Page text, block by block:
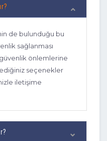
bir özgürlük
gece yarısı yüzebilir, ister
kitabınızı
deneyimini standart bir
özel bir anıya
tatil deneyimini
kişiselleştirilmiş bir lüks
taşlarıdır. Bu
noktası sayılan ve
imkanı sunan özel
de bulunduğu bu
sağlanması
önlemlerine
seçenekler
iletişime